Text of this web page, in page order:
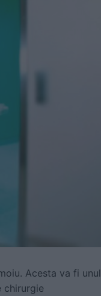
Acesta va fi unul
chirurgie